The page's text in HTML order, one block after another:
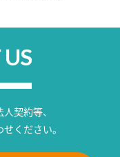
契約等、
ください。